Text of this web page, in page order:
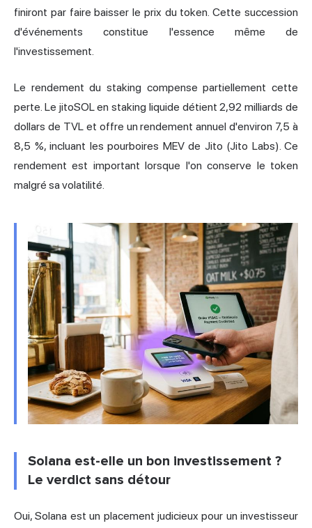
finiront par faire baisser le prix du token. Cette succession
d'événements constitue l'essence même de
l'investissement.
Le rendement du staking compense partiellement cette
perte. Le jitoSOL enstaking liquide détient 2,92 milliards de
dollars de TVL et offre un rendement annuel d'environ 7,5 à
8,5 %, incluant les pourboires MEV de Jito (Jito Labs). Ce
rendement est important lorsque l'on conserve le token
malgré sa volatilité.
Solana est-elle un bon investissement ?
Le verdict sans détour
Oui, Solana est un placement judicieux pour un investisseur